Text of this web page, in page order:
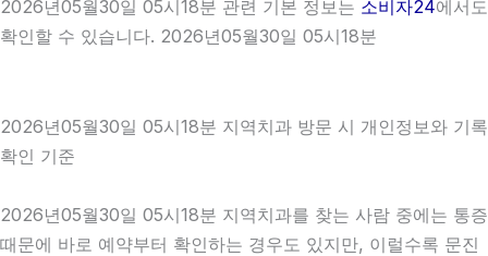
2026년05월30일 05시18분 관련 기본 정보는 소비자24에서도
확인할 수 있습니다. 2026년05월30일 05시18분
2026년05월30일 05시18분 지역치과 방문 시 개인정보와 기록
확인 기준
2026년05월30일 05시18분 지역치과를 찾는 사람 중에는 통증
때문에 바로 예약부터 확인하는 경우도 있지만, 이럴수록 문진